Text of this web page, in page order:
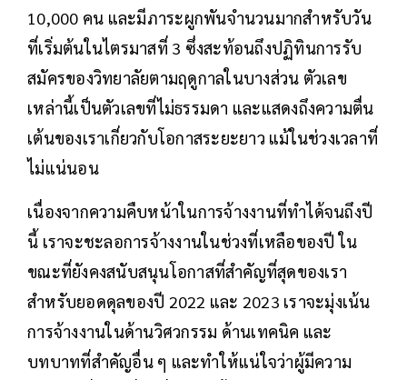
10,000 คน และมีภาระผูกพันจำนวนมากสำหรับวัน
ที่เริ่มต้นในไตรมาสที่ 3 ซึ่งสะท้อนถึงปฏิทินการรับ
สมัครของวิทยาลัยตามฤดูกาลในบางส่วน ตัวเลข
เหล่านี้เป็นตัวเลขที่ไม่ธรรมดา และแสดงถึงความตื่น
เต้นของเราเกี่ยวกับโอกาสระยะยาว แม้ในช่วงเวลาที่
ไม่แน่นอน
เนื่องจากความคืบหน้าในการจ้างงานที่ทำได้จนถึงปี
นี้ เราจะชะลอการจ้างงานในช่วงที่เหลือของปี ใน
ขณะที่ยังคงสนับสนุนโอกาสที่สำคัญที่สุดของเรา
สำหรับยอดดุลของปี 2022 และ 2023 เราจะมุ่งเน้น
การจ้างงานในด้านวิศวกรรม ด้านเทคนิค และ
บทบาทที่สำคัญอื่น ๆ และทำให้แน่ใจว่าผู้มีความ